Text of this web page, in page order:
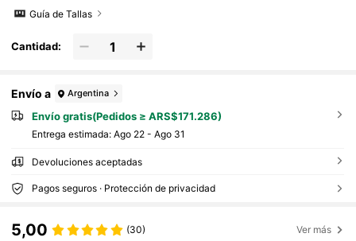
Guía de Tallas
Cantidad:
Envío a Argentina
Envío gratis(Pedidos ≥ ARS$171.286)
Entrega estimada: Ago 22 - Ago 31
Devoluciones aceptadas
Pagos seguros · Protección de privacidad
5,00 (30) Ver más